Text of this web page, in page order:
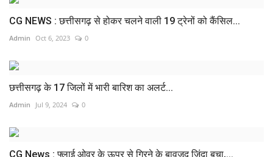
CG NEWS : छत्तीसगढ़ से होकर चलने वाली 19 ट्रेनों को कैंसिल...
Admin Oct 6, 2023 0
छत्तीसगढ़ के 17 जिलों में भारी बारिश का अलर्ट...
Admin Jul 9, 2024 0
CG News : फ्लाई ओवर के ऊपर से गिरने के बावजूद जिंदा बचा,...